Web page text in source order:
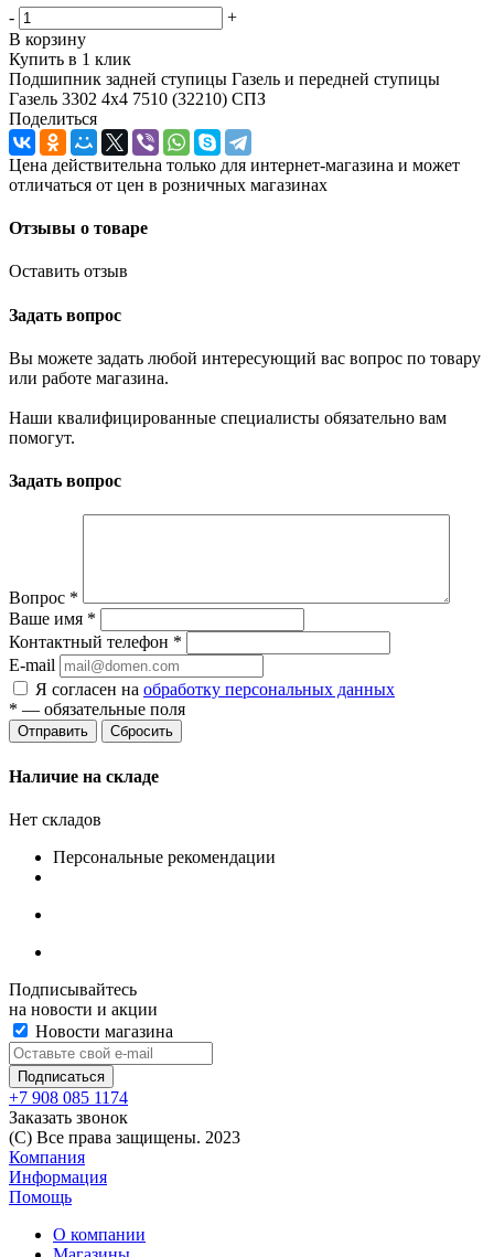
-
+
В корзину
Купить в 1 клик
Подшипник задней ступицы Газель и передней ступицы
Газель 3302 4х4 7510 (32210) СПЗ
Поделиться
Цена действительна только для интернет-магазина и может
отличаться от цен в розничных магазинах
Отзывы о товаре
Оставить отзыв
Задать вопрос
Вы можете задать любой интересующий вас вопрос по товару
или работе магазина.
Наши квалифицированные специалисты обязательно вам
помогут.
Задать вопрос
Вопрос *
Ваше имя *
Контактный телефон *
E-mail
Я согласен на обработку персональных данных
* — обязательные поля
Сбросить
Наличие на складе
Нет складов
Персональные рекомендации
Подписывайтесь
на новости и акции
Новости магазина
+7 908 085 1174
Заказать звонок
(C) Все права защищены. 2023
Компания
Информация
Помощь
О компании